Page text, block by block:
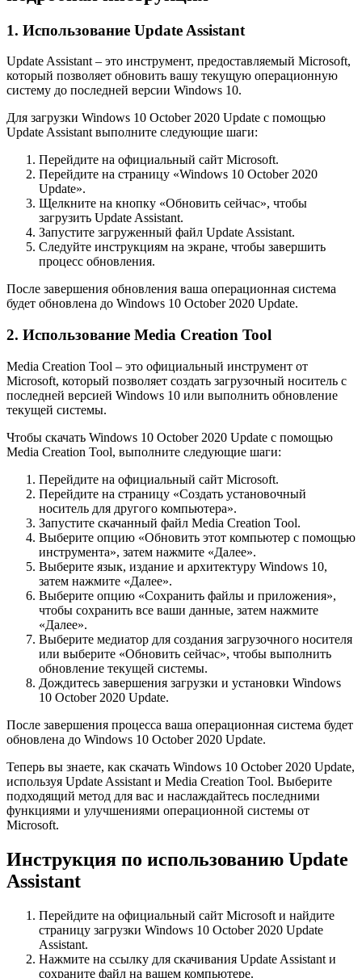
1. Использование Update Assistant
Update Assistant – это инструмент, предоставляемый Microsoft,
который позволяет обновить вашу текущую операционную
систему до последней версии Windows 10.
Для загрузки Windows 10 October 2020 Update с помощью
Update Assistant выполните следующие шаги:
Перейдите на официальный сайт Microsoft.
Перейдите на страницу «Windows 10 October 2020
Update».
Щелкните на кнопку «Обновить сейчас», чтобы
загрузить Update Assistant.
Запустите загруженный файл Update Assistant.
Следуйте инструкциям на экране, чтобы завершить
процесс обновления.
После завершения обновления ваша операционная система
будет обновлена до Windows 10 October 2020 Update.
2. Использование Media Creation Tool
Media Creation Tool – это официальный инструмент от
Microsoft, который позволяет создать загрузочный носитель с
последней версией Windows 10 или выполнить обновление
текущей системы.
Чтобы скачать Windows 10 October 2020 Update с помощью
Media Creation Tool, выполните следующие шаги:
Перейдите на официальный сайт Microsoft.
Перейдите на страницу «Создать установочный
носитель для другого компьютера».
Запустите скачанный файл Media Creation Tool.
Выберите опцию «Обновить этот компьютер с помощью
инструмента», затем нажмите «Далее».
Выберите язык, издание и архитектуру Windows 10,
затем нажмите «Далее».
Выберите опцию «Сохранить файлы и приложения»,
чтобы сохранить все ваши данные, затем нажмите
«Далее».
Выберите медиатор для создания загрузочного носителя
или выберите «Обновить сейчас», чтобы выполнить
обновление текущей системы.
Дождитесь завершения загрузки и установки Windows
10 October 2020 Update.
После завершения процесса ваша операционная система будет
обновлена до Windows 10 October 2020 Update.
Теперь вы знаете, как скачать Windows 10 October 2020 Update,
используя Update Assistant и Media Creation Tool. Выберите
подходящий метод для вас и наслаждайтесь последними
функциями и улучшениями операционной системы от
Microsoft.
Инструкция по использованию Update
Assistant
Перейдите на официальный сайт Microsoft и найдите
страницу загрузки Windows 10 October 2020 Update
Assistant.
Нажмите на ссылку для скачивания Update Assistant и
сохраните файл на вашем компьютере.